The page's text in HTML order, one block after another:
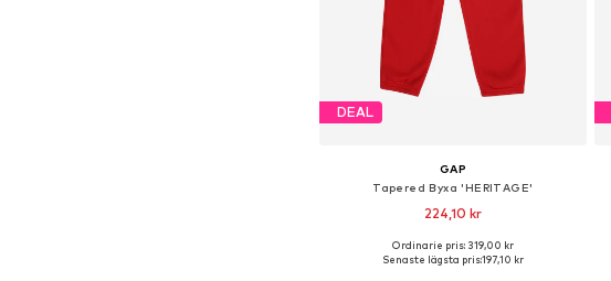
DEAL
GAP
Tapered Byxa 'HERITAGE'
224,10 kr
Tillgänglig i många storlekar
Ordinarie pris: 319,00 kr
Senaste lägsta pris:197,10 kr